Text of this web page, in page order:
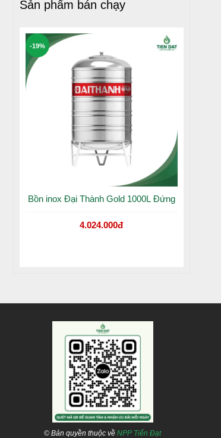
Sản phẩm bán chạy
Bồn inox Đại Thành Gold 1000L Đứng
4.024.000đ
-19%
© Bản quyền thuộc về NPP Tiến Đạt